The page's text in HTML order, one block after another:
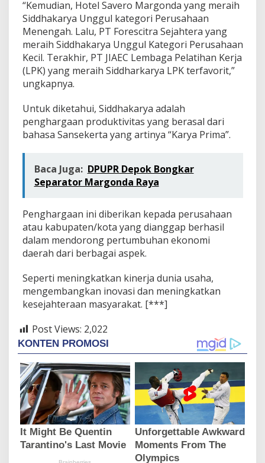
“Kemudian, Hotel Savero Margonda yang meraih
Siddhakarya Unggul kategori Perusahaan
Menengah. Lalu, PT Forescitra Sejahtera yang
meraih Siddhakarya Unggul Kategori Perusahaan
Kecil. Terakhir, PT JIAEC Lembaga Pelatihan Kerja
(LPK) yang meraih Siddharkarya LPK terfavorit,”
ungkapnya.
Untuk diketahui, Siddhakarya adalah
penghargaan produktivitas yang berasal dari
bahasa Sansekerta yang artinya “Karya Prima”.
Baca Juga: DPUPR Depok Bongkar
Separator Margonda Raya
Penghargaan ini diberikan kepada perusahaan
atau kabupaten/kota yang dianggap berhasil
dalam mendorong pertumbuhan ekonomi
daerah dari berbagai aspek.
Seperti meningkatkan kinerja dunia usaha,
mengembangkan inovasi dan meningkatkan
kesejahteraan masyarakat. [***]
Post Views: 2,022